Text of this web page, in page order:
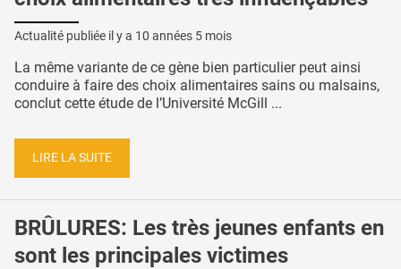
Actualité publiée il y a 10 années 5 mois
La même variante de ce gène bien particulier peut ainsi
conduire à faire des choix alimentaires sains ou malsains,
conclut cette étude de l’Université McGill ...
LIRE LA SUITE
BRÛLURES: Les très jeunes enfants en
sont les principales victimes